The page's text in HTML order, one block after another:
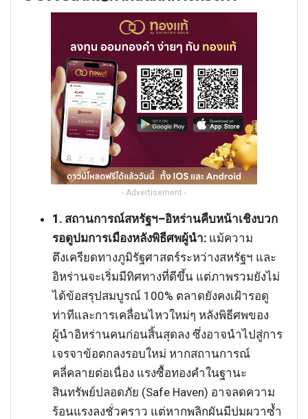
- Advertisement -
1. สถานการณ์สหรัฐฯ–อิหร่านคืบหน้าเชิงบวก
รอดูปมการเมืองหลังพิธีศพผู้นำ: แม้ความ
ตึงเครียดทางภูมิรัฐศาสตร์ระหว่างสหรัฐฯ และ
อิหร่านจะเริ่มมีทิศทางที่ดีขึ้น แต่ภาพรวมยังไม่
ได้ข้อสรุปสมบูรณ์ 100% ตลาดยังคงเฝ้ารอดู
ท่าทีและการเคลื่อนไหวใหม่ๆ หลังพิธีศพของ
ผู้นำอิหร่านคนก่อนสิ้นสุดลง ซึ่งอาจนำไปสู่การ
เจรจาข้อตกลงรอบใหม่ หากสถานการณ์
คลี่คลายต่อเนื่อง แรงซื้อทองคำในฐานะ
สินทรัพย์ปลอดภัย (Safe Haven) อาจลดความ
ร้อนแรงลงชั่วคราว แต่หากพลิกผันมีปมผวาซ้ำ